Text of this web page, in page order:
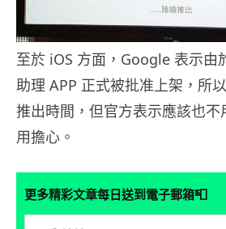
至於 iOS 方面，Google 表示由
助理 APP 正式被批准上架，所
推出時間，但官方表示應該也不
用擔心。
更多精彩文章每日送到電子郵箱📮